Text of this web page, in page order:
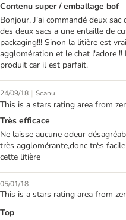
Contenu super / emballage bof
Bonjour, J'ai commandé deux
des deux sacs a une entaille de
packaging!!! Sinon la litière est
agglomération et le chat l'adore
produit car il est parfait.
24/09/18 | Scanu
This is a stars rating area from
Très efficace
Ne laisse aucune odeur
très agglomérante,donc très
cette litière
05/01/18
This is a stars rating area from
Top